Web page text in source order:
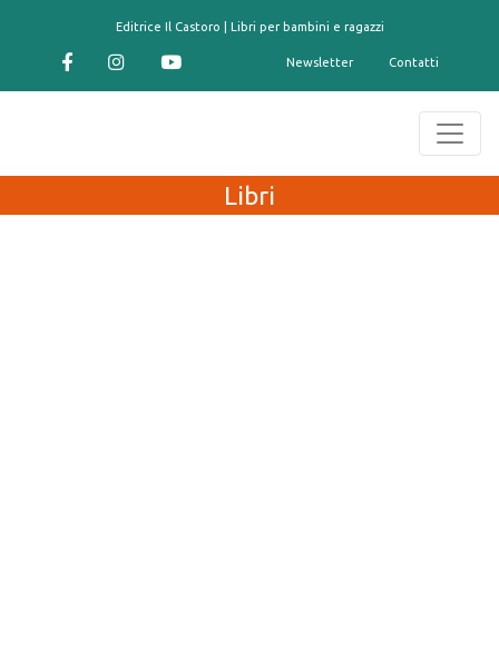
Editrice Il Castoro | Libri per bambini e ragazzi
Newsletter Contatti
Libri